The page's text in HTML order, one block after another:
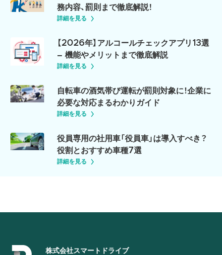
務内容、罰則まで徹底解説！
詳細を見る
【2026年】アルコールチェックアプリ13選
– 機能やメリットまで徹底解説
詳細を見る
自転車の酒気帯び運転が罰則対象に！企業に
必要な対応まるわかりガイド
詳細を見る
役員専用の社用車「役員車」は導入すべき？
役割とおすすめ車種7選
詳細を見る
株式会社スマートドライブ